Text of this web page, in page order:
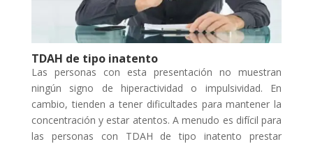
TDAH de tipo inatento
Las personas con esta presentación no muestran
ningún signo de hiperactividad o impulsividad. En
cambio, tienden a tener dificultades para mantener la
concentración y estar atentos. A menudo es difícil para
las personas con TDAH de tipo inatento prestar